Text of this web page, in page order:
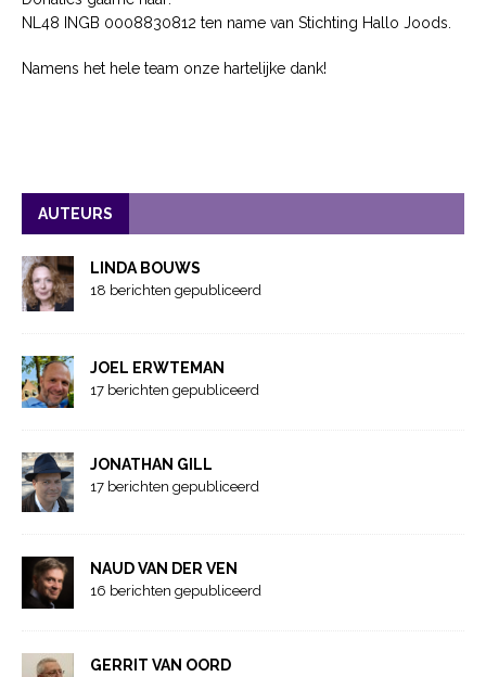
NL48 INGB 0008830812 ten name van Stichting Hallo Joods.
Namens het hele team onze hartelijke dank!
AUTEURS
LINDA BOUWS
18 berichten gepubliceerd
JOEL ERWTEMAN
17 berichten gepubliceerd
JONATHAN GILL
17 berichten gepubliceerd
NAUD VAN DER VEN
16 berichten gepubliceerd
GERRIT VAN OORD